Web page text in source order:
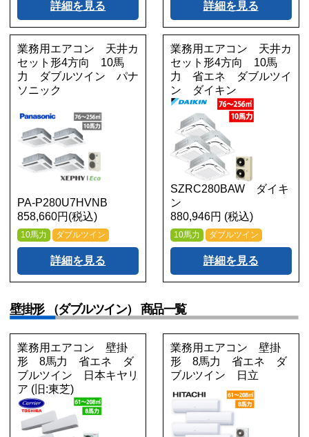
詳細を見る 詳細を見る
業務用エアコン 天井カ
セット形4方向 10馬
力 ダブルツイン パナ
ソニック
PA-P280U7HVNB
858,660円(税込)
10馬力 ダブルツイン
詳細を見る
業務用エアコン 天井カ
セット形4方向 10馬
力 省エネ ダブルツイ
ン ダイキン
SZRC280BAW ダイキ
ン
880,946円 (税込)
10馬力 ダブルツイン
詳細を見る
壁掛形 （ダブルツイン） 商品一覧
業務用エアコン 壁掛
形 8馬力 省エネ ダ
ブルツイン 日本キヤリ
ア (旧:東芝)
業務用エアコン 壁掛
形 8馬力 省エネ ダ
ブルツイン 日立